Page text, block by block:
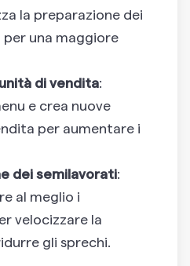
la preparazione dei
una maggiore
di vendita:
e crea nuove
per aumentare i
dei semilavorati:
al meglio i
velocizzare la
gli sprechi.